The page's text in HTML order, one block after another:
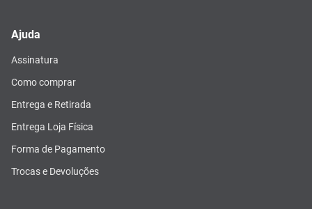
Ajuda
Assinatura
Como comprar
Entrega e Retirada
Entrega Loja Física
Forma de Pagamento
Trocas e Devoluções